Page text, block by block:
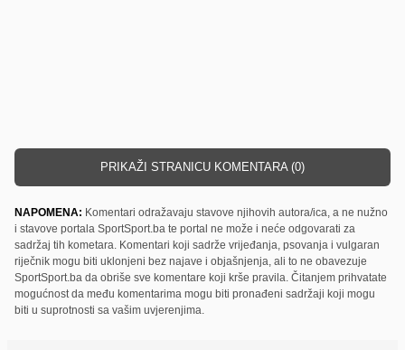
PRIKAŽI STRANICU KOMENTARA (0)
NAPOMENA: Komentari odražavaju stavove njihovih autora/ica, a ne nužno
i stavove portala SportSport.ba te portal ne može i neće odgovarati za
sadržaj tih kometara. Komentari koji sadrže vrijeđanja, psovanja i vulgaran
riječnik mogu biti uklonjeni bez najave i objašnjenja, ali to ne obavezuje
SportSport.ba da obriše sve komentare koji krše pravila. Čitanjem prihvatate
mogućnost da među komentarima mogu biti pronađeni sadržaji koji mogu
biti u suprotnosti sa vašim uvjerenjima.